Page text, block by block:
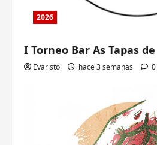
2026
I Torneo Bar As Tapas
Evaristo hace 3 semanas 0